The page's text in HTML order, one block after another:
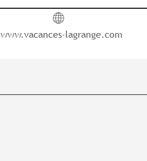
www.vacances-lagrange.com